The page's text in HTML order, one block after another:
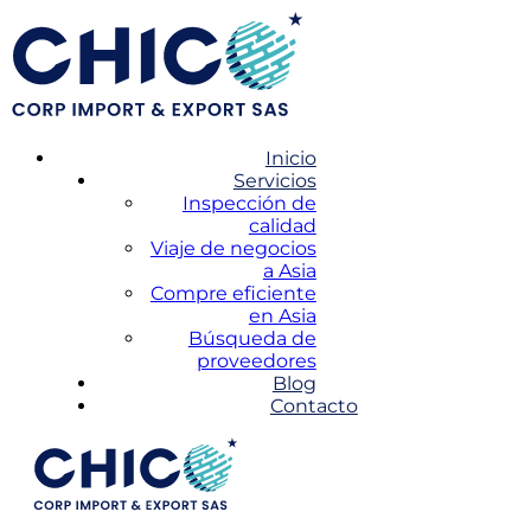
Inicio
Servicios
Inspección de
calidad
Viaje de negocios
a Asia
Compre eficiente
en Asia
Búsqueda de
proveedores
Blog
Contacto